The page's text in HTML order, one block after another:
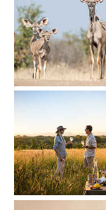
Show larger version